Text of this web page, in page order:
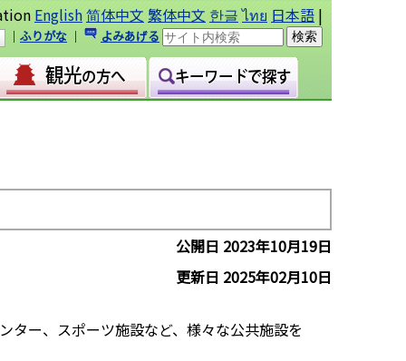
English简体中文 繁体中文 한글 ไทย 日本語 |
｜ ふりがな ｜ よみあげる
公開日 2023年10月19日
更新日 2025年02月10日
ー、スポーツ施設など、様々な公共施設を